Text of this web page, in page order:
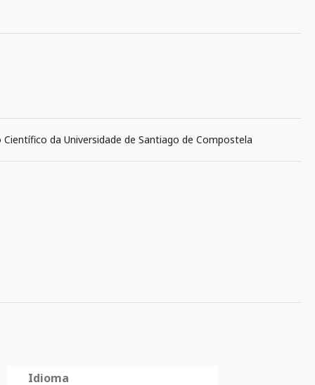
da Universidade de Santiago de Compostela
Idioma